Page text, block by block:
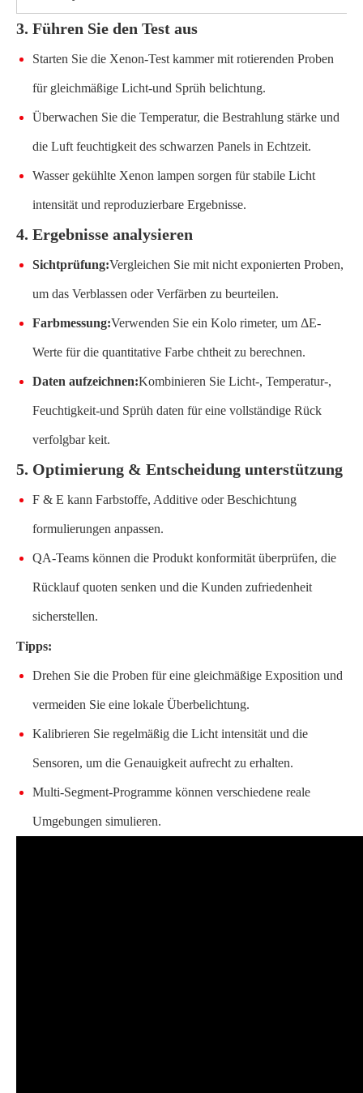
3. Führen Sie den Test aus
Starten Sie die Xenon-Test kammer mit rotierenden Proben
für gleichmäßige Licht-und Sprüh belichtung.
Überwachen Sie die Temperatur, die Bestrahlung stärke und
die Luft feuchtigkeit des schwarzen Panels in Echtzeit.
Wasser gekühlte Xenon lampen sorgen für stabile Licht
intensität und reproduzierbare Ergebnisse.
4. Ergebnisse analysieren
Sichtprüfung:Vergleichen Sie mit nicht exponierten Proben,
um das Verblassen oder Verfärben zu beurteilen.
Farbmessung:Verwenden Sie ein Kolo rimeter, um ΔE-
Werte für die quantitative Farbe chtheit zu berechnen.
Daten aufzeichnen:Kombinieren Sie Licht-, Temperatur-,
Feuchtigkeit-und Sprüh daten für eine vollständige Rück
verfolgbar keit.
5. Optimierung & Entscheidung unterstützung
F & E kann Farbstoffe, Additive oder Beschichtung
formulierungen anpassen.
QA-Teams können die Produkt konformität überprüfen, die
Rücklauf quoten senken und die Kunden zufriedenheit
sicherstellen.
Tipps:
Drehen Sie die Proben für eine gleichmäßige Exposition und
vermeiden Sie eine lokale Überbelichtung.
Kalibrieren Sie regelmäßig die Licht intensität und die
Sensoren, um die Genauigkeit aufrecht zu erhalten.
Multi-Segment-Programme können verschiedene reale
Umgebungen simulieren.